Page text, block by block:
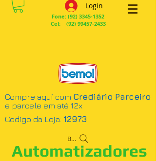
Login
Fone: (92) 3345-1352
Cel: (92) 99457-2433
Compre aqui com Crediário Parceiro
e parcele em até 12x
Codigo da Loja: 12973
Busca
Automatizadores